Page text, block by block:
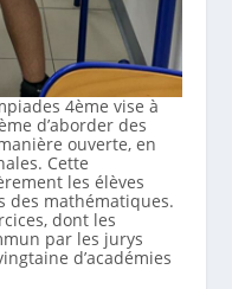
4ème vise à
d’aborder des
ouverte, en
Cette
les élèves
des mathématiques.
dont les
par les jurys
d’académies